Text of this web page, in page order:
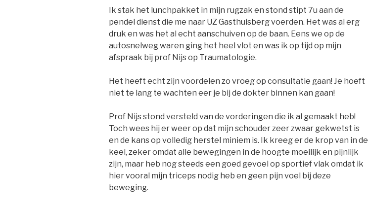
Ik stak het lunchpakket in mijn rugzak en stond stipt 7u aan de
pendel dienst die me naar UZ Gasthuisberg voerden. Het was al erg
druk en was het al echt aanschuiven op de baan. Eens we op de
autosnelweg waren ging het heel vlot en was ik op tijd op mijn
afspraak bij prof Nijs op Traumatologie.
Het heeft echt zijn voordelen zo vroeg op consultatie gaan! Je hoeft
niet te lang te wachten eer je bij de dokter binnen kan gaan!
Prof Nijs stond versteld van de vorderingen die ik al gemaakt heb!
Toch wees hij er weer op dat mijn schouder zeer zwaar gekwetst is
en de kans op volledig herstel miniem is. Ik kreeg er de krop van in de
keel, zeker omdat alle bewegingen in de hoogte moeilijk en pijnlijk
zijn, maar heb nog steeds een goed gevoel op sportief vlak omdat ik
hier vooral mijn triceps nodig heb en geen pijn voel bij deze
beweging.